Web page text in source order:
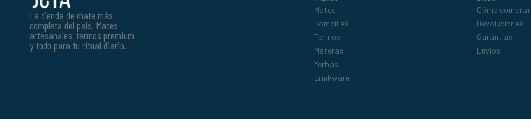
La tienda de mate más
completa del país. Mates
artesanales, termos premium
y todo para tu ritual diario.
Mates
Bombillas
Termos
Materas
Yerbas
Drinkware
Cómo comprar
Devoluciones
Garantías
Envíos